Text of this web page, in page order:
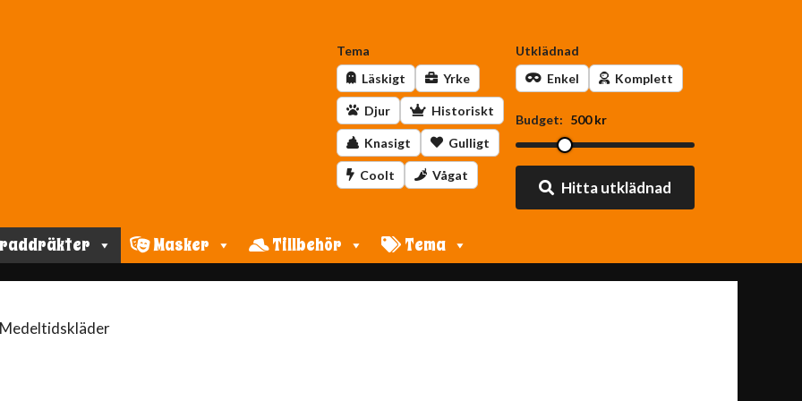
Tema
Läskigt
Yrke
Djur Historiskt
Knasigt Gulligt
Coolt Vågat
Utklädnad
Enkel
Komplett
Budget: 500 kr
Hitta utklädnad
Masker Tillbehör Tema